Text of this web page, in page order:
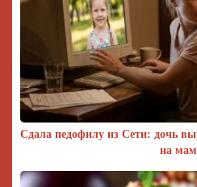
Сдала педофилу из Сети: дочь
на